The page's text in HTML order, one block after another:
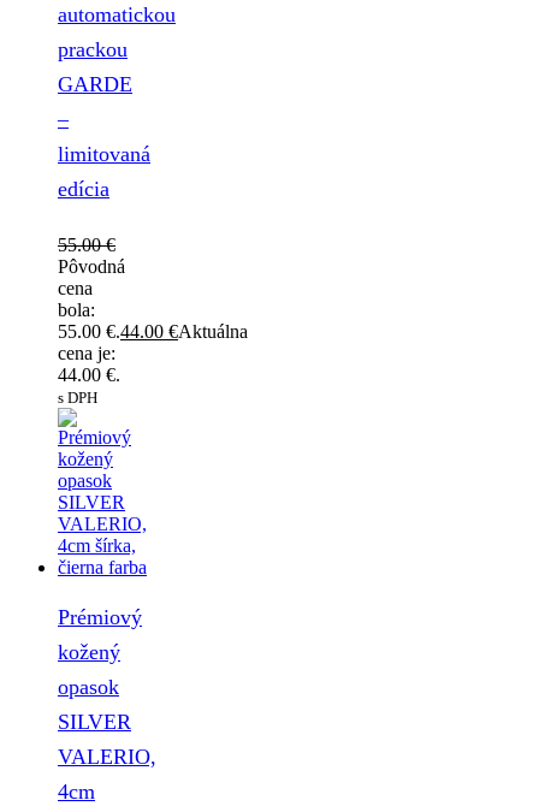
automatickou
prackou
GARDE
–
limitovaná
edícia
55.00€
Pôvodná
cena
bola:
55.00 €.44.00 €Aktuálna
cena je:
44.00 €.
s DPH
Prémiový
kožený
opasok
SILVER
VALERIO,
4cm